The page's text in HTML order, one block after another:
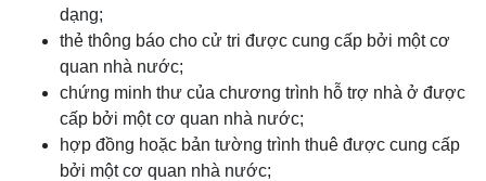
dạng;
thẻ thông báo cho cử tri được cung cấp bởi một cơ
quan nhà nước;
chứng minh thư của chương trình hỗ trợ nhà ở được
cấp bởi một cơ quan nhà nước;
hợp đồng hoặc bản tường trình thuê được cung cấp
bởi một cơ quan nhà nước;